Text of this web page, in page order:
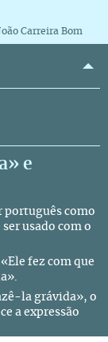
Carreira Bom
e
português como
ser usado com o
fez com que
la grávida», o
a expressão